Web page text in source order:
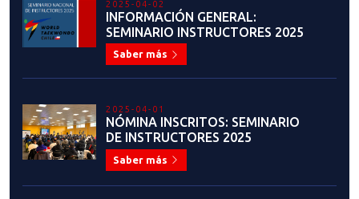
RESULTADOS: CURSO DE
FORMACIÓN DE ÁRBITROS
POOMSAE
Saber más
2025-02-06
ENTREVISTA MARIO GUERRA:
NUEVO ENTRENADOR NACIONAL
ADJUNTO